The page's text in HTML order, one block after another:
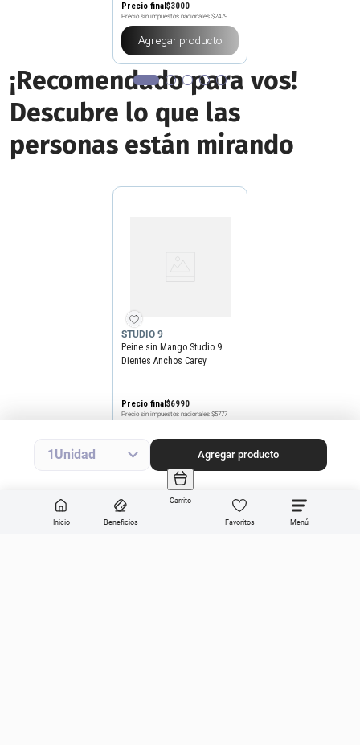
Inicio Beneficios
Carrito
Favoritos
1 Agregar producto
Precio final$3000
Precio sin impuestos nacionales $2479
Agregar producto
¡Recomendado para vos!
Descubre lo que las
personas están mirando
STUDIO 9
Peine sin Mango Studio 9
Dientes Anchos Carey
Precio final$6990
Precio sin impuestos nacionales $5777
Agregar producto